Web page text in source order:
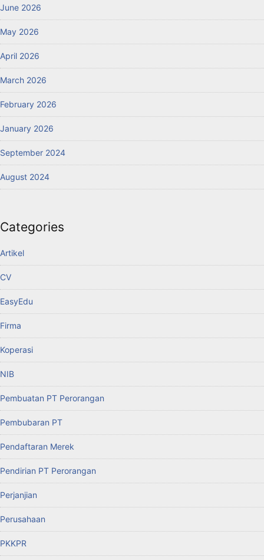
June 2026
May 2026
April 2026
March 2026
February 2026
January 2026
September 2024
August 2024
Categories
Artikel
CV
EasyEdu
Firma
Koperasi
NIB
Pembuatan PT Perorangan
Pembubaran PT
Pendaftaran Merek
Pendirian PT Perorangan
Perjanjian
Perusahaan
PKKPR